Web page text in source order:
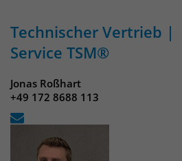
Technischer Vertrieb |
Service TSM®
Jonas Roßhart
+49 172 8688 113